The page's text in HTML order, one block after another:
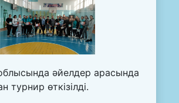
әйелдер арасында
турнир өткізілді.